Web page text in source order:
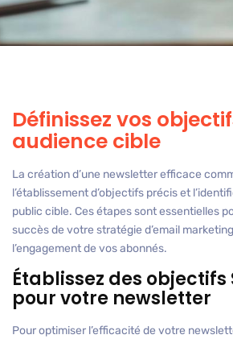
Définissez vos
audience cible
La création d’une newsletter efficace
l’établissement d’objectifs précis et
public cible. Ces étapes sont essentielles
succès de votre stratégie d’email
l’engagement de vos abonnés.
Établissez des objectifs
pour votre newsletter
Pour optimiser l’efficacité de votre